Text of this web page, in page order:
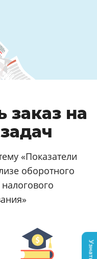
заказ на
«Показатели
оборотного